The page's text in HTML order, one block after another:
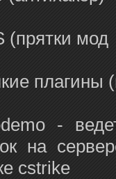
(прятки мод
плагины
-
на
cstrike